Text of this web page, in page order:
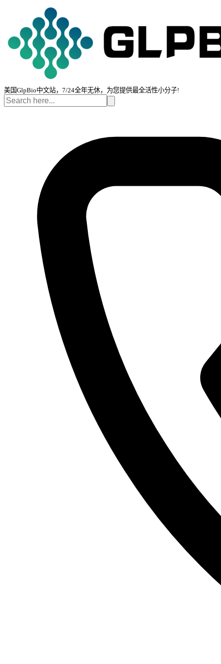
美国GlpBio中文站，7/24全年无休，为您提供最全活性小分子!